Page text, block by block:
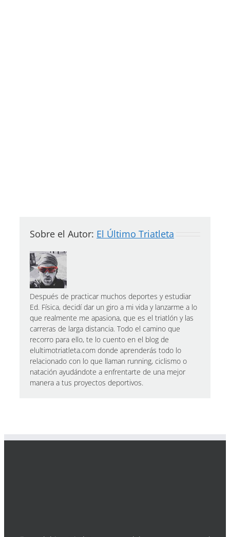
Sobre el Autor: El Último Triatleta
Después de practicar muchos deportes y estudiar
Ed. Física, decidí dar un giro a mi vida y lanzarme a lo
que realmente me apasiona, que es el triatlón y las
carreras de larga distancia. Todo el camino que
recorro para ello, te lo cuento en el blog de
elultimotriatleta.com donde aprenderás todo lo
relacionado con lo que llaman running, ciclismo o
natación ayudándote a enfrentarte de una mejor
manera a tus proyectos deportivos.